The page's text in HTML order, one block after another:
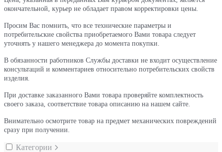
окончательной, курьер не обладает правом корректировки цены.
Просим Вас помнить, что все технические параметры и
потребительские свойства приобретаемого Вами товара следует
уточнять у нашего менеджера до момента покупки.
В обязанности работников Службы доставки не входит осуществление
консультаций и комментариев относительно потребительских свойств
изделия.
При доставке заказанного Вами товара проверяйте комплектность
своего заказа, соответствие товара описанию на нашем сайте.
Внимательно осмотрите товар на предмет механических повреждений
сразу при получении.
Категории